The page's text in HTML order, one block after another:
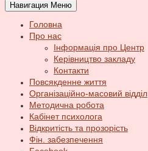
Навигация Меню
Головна
Про нас
Інформація про Центр
Керівництво закладу
Контакти
Повсякденне життя
Організаційно-масовий відділ
Методична робота
Кабінет психолога
Відкритість та прозорість
Фін. забезпечення